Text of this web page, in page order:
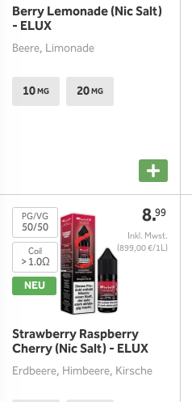
Berry Lemonade (Nic Salt)
- ELUX
Beere, Limonade
10MG 20MG
8.99
(899,00 €/1L)
PG/VG
50/50
Coil
> 1.0Ω
NEU
Strawberry Raspberry
Cherry (Nic Salt) - ELUX
Erdbeere, Himbeere, Kirsche